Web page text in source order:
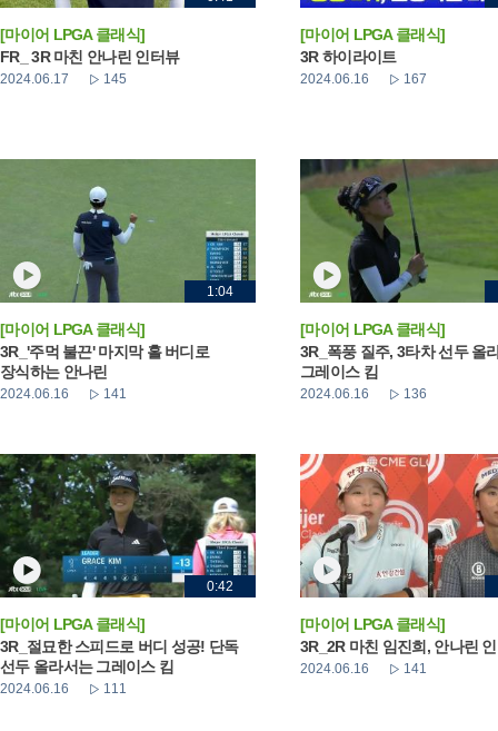
[마이어 LPGA 클래식]
FR_ 3R 마친 안나린 인터뷰
2024.06.17 145
[마이어 LPGA 클래식]
3R 하이라이트
2024.06.16 167
1:04
[마이어 LPGA 클래식]
3R_'주먹 불끈' 마지막 홀 버디로
장식하는 안나린
2024.06.16 141
[마이어 LPGA 클래식]
3R_폭풍 질주, 3타차 선두 올
그레이스 킴
2024.06.16 136
0:42
[마이어 LPGA 클래식]
3R_절묘한 스피드로 버디 성공! 단독
선두 올라서는 그레이스 킴
2024.06.16 111
[마이어 LPGA 클래식]
3R_2R 마친 임진희, 안나린
2024.06.16 141